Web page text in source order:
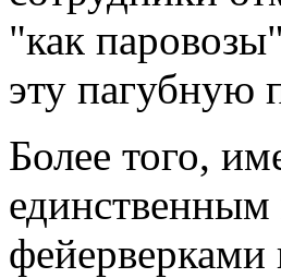
"как
эту пагубную
Более того,
единственным
фейерверками